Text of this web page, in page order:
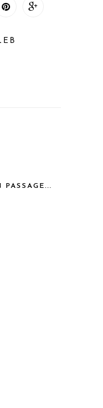
PASSAGE...